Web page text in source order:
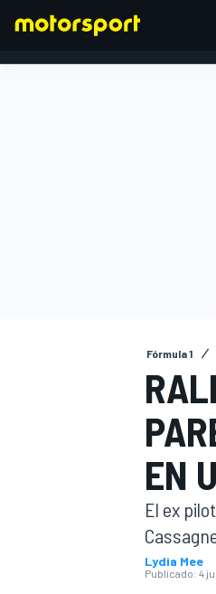
INDYCAR
Fórmula 1
EN
El ex
Lydia Mee
Publicado: 4